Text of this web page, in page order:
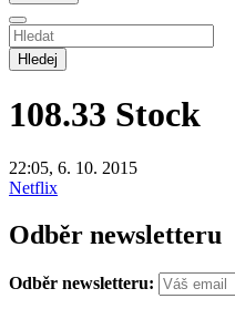
Hledej
108.33 Stock
22:05, 6. 10. 2015
Netflix
Odběr newsletteru
Odběr newsletteru: